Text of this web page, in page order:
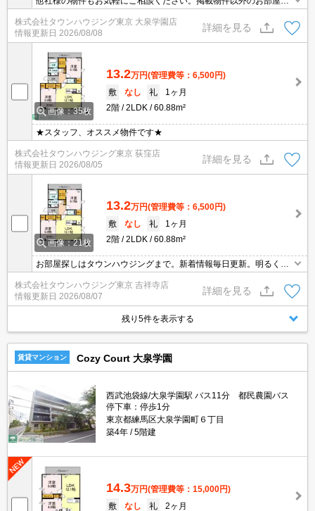
ご紹介出来ます。明るく元気なスタッフが丁寧にご対応させていた
だきます。当店ならオンラインで見学・接客可能です！お気軽にお
問い合わせ下さい☆★
株式会社タウンハウジング東京 大泉学園店
情報更新日 2026/08/08
詳細を見る
画像：35枚
13.2万円(管理費等：6,500円)
敷
なし 礼
1ヶ月
2階
2LDK 60.88m²
★スタッフ、オススメ物件です★
株式会社タウンハウジング東京 荻窪店
情報更新日 2026/08/05
詳細を見る
画像：21枚
13.2万円(管理費等：6,500円)
敷
なし 礼
1ヶ月
2階
2LDK 60.88m²
お部屋探しはタウンハウジングまで。新着情報毎日更新。明るく元
気なスタッフがお待ちしております。
株式会社タウンハウジング東京 吉祥寺店
情報更新日 2026/08/07
詳細を見る
残り5件を表示する
賃貸マンション Cozy Court 大泉学園
西武池袋線/大泉学園駅 バス11分 都民農園バス
停下車：停歩1分
東京都練馬区大泉学園町６丁目
築4年
5階建
14.3万円(管理費等：15,000円)
敷
なし 礼
2ヶ月